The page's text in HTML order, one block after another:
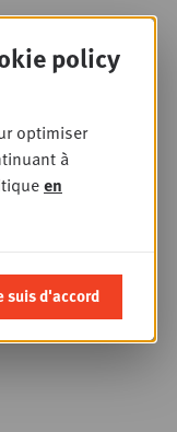
policy
optimiser
à
en
suis d'accord